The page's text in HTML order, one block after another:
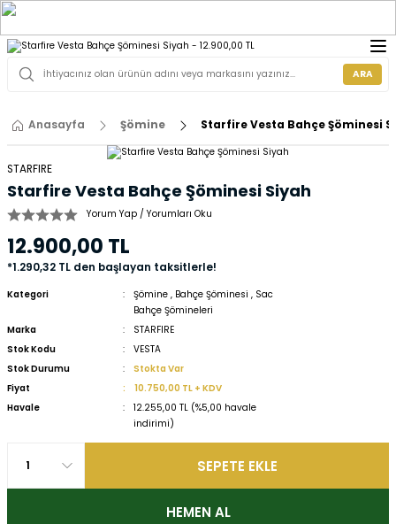
ARA
Anasayfa Şömine Starfire Vesta Bahçe Şöminesi
STARFIRE
Starfire Vesta Bahçe Şöminesi Siyah
Yorum Yap / Yorumları Oku
12.900,00 TL
*1.290,32 TL den başlayan taksitlerle!
Kategori Şömine , Bahçe Şöminesi , Sac
Bahçe Şömineleri
Marka
STARFIRE
Stok Kodu
VESTA
Stok Durumu
Stokta Var
Fiyat
10.750,00 TL + KDV
Havale
12.255,00 TL (%5,00 havale
indirimi)
SEPETE EKLE
HEMEN AL